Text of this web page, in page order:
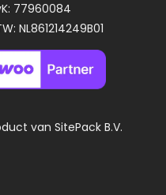
77960084
NL861214249B01
van SitePack B.V.